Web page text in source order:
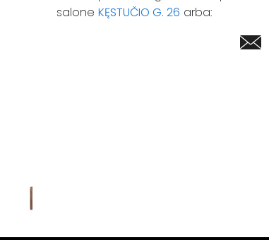
salone KĘSTUČIO G. 26 arba: